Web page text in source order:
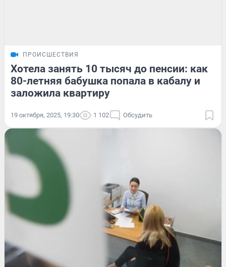
ПРОИСШЕСТВИЯ
Хотела занять 10 тысяч до пенсии: как
80-летняя бабушка попала в кабалу и
заложила квартиру
19 октября, 2025, 19:30 1 102 Обсудить